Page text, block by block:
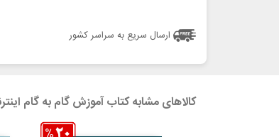
ارسال سریع به سراسر کشور
کالاهای مشابه کتاب آموزش گام به گام